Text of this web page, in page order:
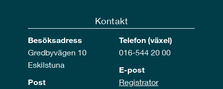
Kontakt
Besöksadress
Gredbyvägen 10
Eskilstuna
Post
Telefon (växel)
016-544 20 00
E-post
Registrator